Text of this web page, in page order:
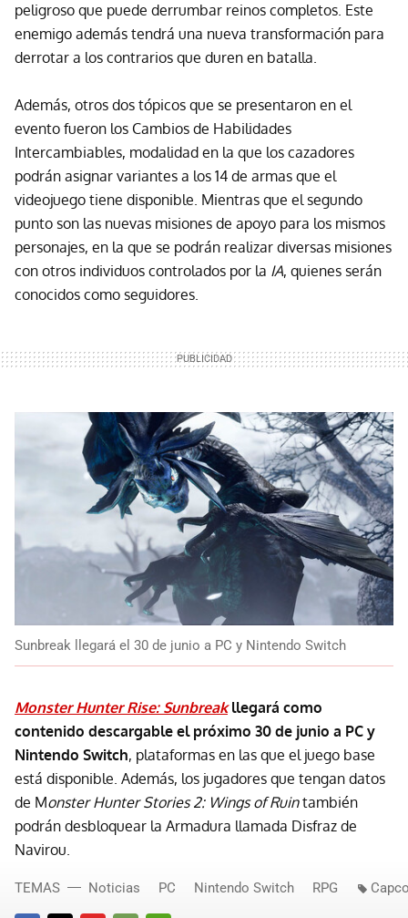
peligroso que puede derrumbar reinos completos. Este
enemigo además tendrá una nueva transformación para
derrotar a los contrarios que duren en batalla.
Además, otros dos tópicos que se presentaron en el
evento fueron los Cambios de Habilidades
Intercambiables, modalidad en la que los cazadores
podrán asignar variantes a los 14 de armas que el
videojuego tiene disponible. Mientras que el segundo
punto son las nuevas misiones de apoyo para los mismos
personajes, en la que se podrán realizar diversas misiones
con otros individuos controlados por la IA, quienes serán
conocidos como seguidores.
Sunbreak llegará el 30 de junio a PC y Nintendo Switch
Monster Hunter Rise: Sunbreakllegará como
contenido descargable el próximo 30 de junio a PC y
Nintendo Switch, plataformas en las que el juego base
está disponible. Además, los jugadores que tengan datos
de Monster Hunter Stories 2: Wings of Ruintambién
podrán desbloquear la Armadura llamada Disfraz de
Navirou.
TEMAS Noticias PC Nintendo Switch RPG